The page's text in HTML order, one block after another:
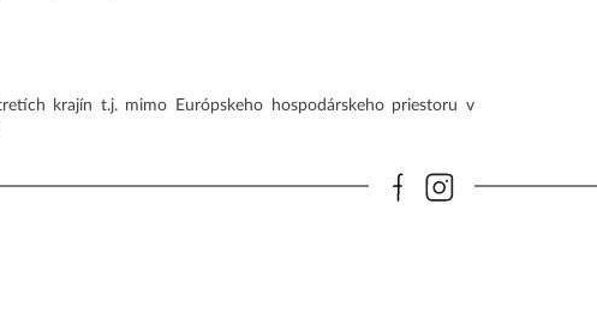
krajín t.j. mimo Európskeho hospodárskeho priestoru v